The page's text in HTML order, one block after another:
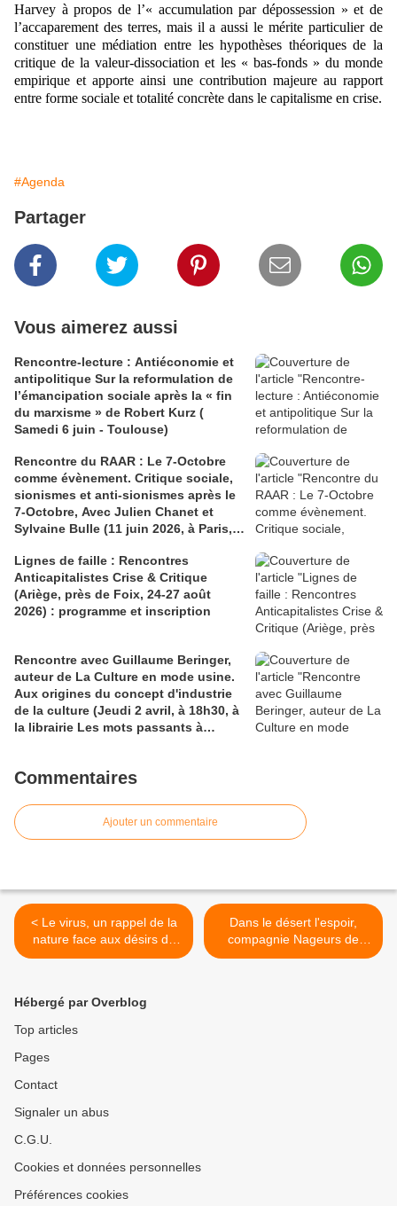
Harvey à propos de l’« accumulation par dépossession » et de
l’accaparement des terres, mais il a aussi le mérite particulier de
constituer une médiation entre les hypothèses théoriques de la
critique de la valeur-dissociation et les « bas-fonds » du monde
empirique et apporte ainsi une contribution majeure au rapport
entre forme sociale et totalité concrète dans le capitalisme en crise.
#Agenda
Partager
Vous aimerez aussi
Rencontre-lecture : Antiéconomie et
antipolitique Sur la reformulation de
l’émancipation sociale après la « fin
du marxisme » de Robert Kurz (
Samedi 6 juin - Toulouse)
Rencontre du RAAR : Le 7-Octobre
comme évènement. Critique sociale,
sionismes et anti-sionismes après le
7-Octobre, Avec Julien Chanet et
Sylvaine Bulle (11 juin 2026, à Paris,
Lignes de faille : Rencontres
Anticapitalistes Crise & Critique
(Ariège, près de Foix, 24-27 août
2026) : programme et inscription
Rencontre avec Guillaume Beringer,
auteur de La Culture en mode usine.
Aux origines du concept d'industrie
de la culture (Jeudi 2 avril, à 18h30, à
la librairie Les mots passants à
Commentaires
Ajouter un commentaire
< Le virus, un rappel de la
nature face aux désirs de
contrôle complet du monde
21 septembre, Paris,
Dans le désert l'espoir,
compagnie Nageurs de
Nuits (Samedi 9 octobre,
Hébergé par Overblog
Top articles
Pages
Contact
Signaler un abus
C.G.U.
Cookies et données personnelles
Préférences cookies